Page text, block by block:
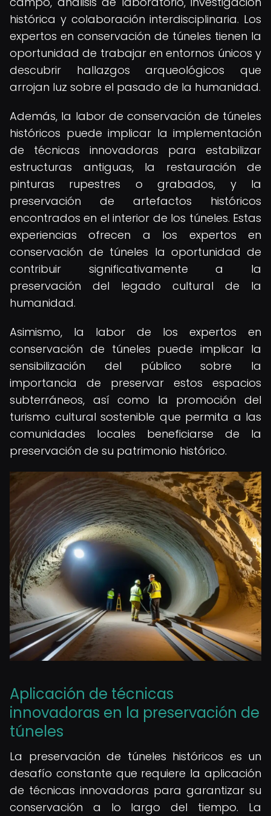
histórica y colaboración interdisciplinaria. Los
expertos en conservación de túneles tienen la
oportunidad de trabajar en entornos únicos y
descubrir hallazgos arqueológicos que
arrojan luz sobre el pasado de la humanidad.
Además, la labor de conservación de túneles
históricos puede implicar la implementación
de técnicas innovadoras para estabilizar
estructuras antiguas, la restauración de
pinturas rupestres o grabados, y la
preservación de artefactos históricos
encontrados en el interior de los túneles. Estas
experiencias ofrecen a los expertos en
conservación de túneles la oportunidad de
contribuir significativamente a la
preservación del legado cultural de la
humanidad.
Asimismo, la labor de los expertos en
conservación de túneles puede implicar la
sensibilización del público sobre la
importancia de preservar estos espacios
subterráneos, así como la promoción del
turismo cultural sostenible que permita a las
comunidades locales beneficiarse de la
preservación de su patrimonio histórico.
Aplicación de técnicas
innovadoras en la preservación de
túneles
La preservación de túneles históricos es un
desafío constante que requiere la aplicación
de técnicas innovadoras para garantizar su
conservación a lo largo del tiempo. La